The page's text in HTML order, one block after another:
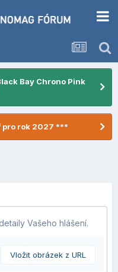
Bay Chrono Pink
pro rok 2027 ***
Vašeho hlášení.
Vložit obrázek z URL